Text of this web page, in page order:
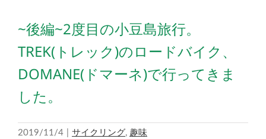
~後編~2度目の小豆島旅行。
TREK(トレック)のロードバイク、
DOMANE(ドマーネ)で行ってきま
した。
2019/11/4 サイクリング, 趣味